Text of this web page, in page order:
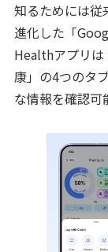
知るためには
進化した「
Healthアプリは
康」の4つのタ
な情報を確認可